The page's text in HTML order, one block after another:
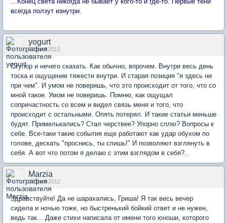
всегда ползут изнутри.
yogurt
17 фев 2012
Ступор и нечего сказать. Как обычно, впрочем. Внутри весь день
тоска и ощущение тяжести внутри. И старая позиция "я здесь ни
при чем". И умом не поверишь, что это происходит от того, что со
мной такое. Умом не поверишь. Помню, как ощущал
сопричастность со всем и видел связь меня и того, что
происходит с остальными. Опять потерял. И такие статьи меньше
будят. Примелькались? Стал черствее? Упорно сплю? Вопросы к
себе. Все-таки такие события еще работают как удар обухом по
голове, дескать "проснись, ты спишь!" И позволяют взглянуть в
себя. А вот что потом я делаю с этим взглядом в себя?..
Marzia
17 фев 2012
Здравствуйте! Да не шарахались, Гриша! Я так весь вечер
сидела и ночью тоже, но быстренький бойкий ответ и не нужен,
ведь так... Даже стихи написала от имени того юноши, которого